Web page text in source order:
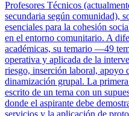
Profesores Técnicos
secundaria según comunidad),
esenciales para la cohesión
en el entorno comunitario. A
académicas, su temario —49
operativa y aplicada de la
riesgo, inserción laboral, apoyo
dinamización grupal. La
escrito de un tema con un
donde el aspirante debe
servicios y la aplicación de